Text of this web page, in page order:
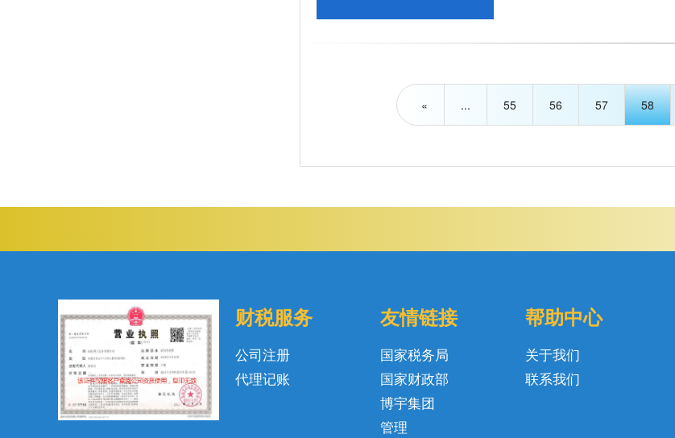
« ... 55 56 57 58
财税服务
公司注册
代理记账
友情链接
国家税务局
国家财政部
博宇集团
管理
帮助中心
关于我们
联系我们